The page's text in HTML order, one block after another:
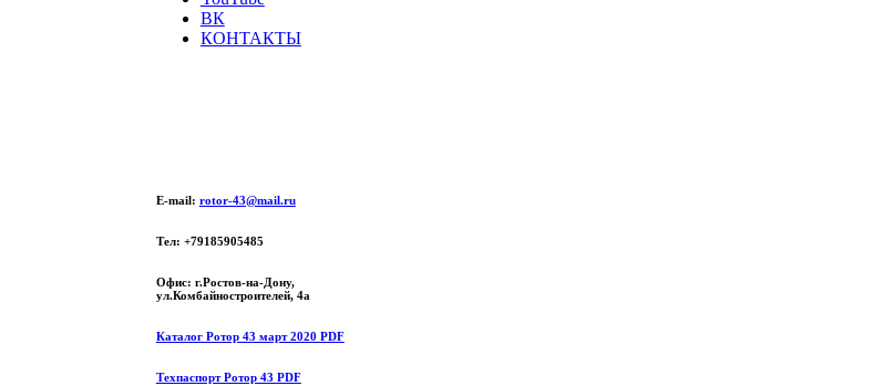
ВК
КОНТАКТЫ
E-mail: rotor-43@mail.ru
Тел: +79185905485
Офис: г.Ростов-на-Дону,
ул.Комбайностроителей, 4а
Каталог Ротор 43 март 2020 PDF
Техпаспорт Ротор 43 PDF